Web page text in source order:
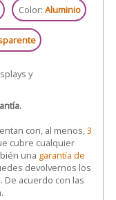
Color:Aluminio
con, al menos,3
cubre cualquier
una garantía de
devolvernos los
De acuerdo con las